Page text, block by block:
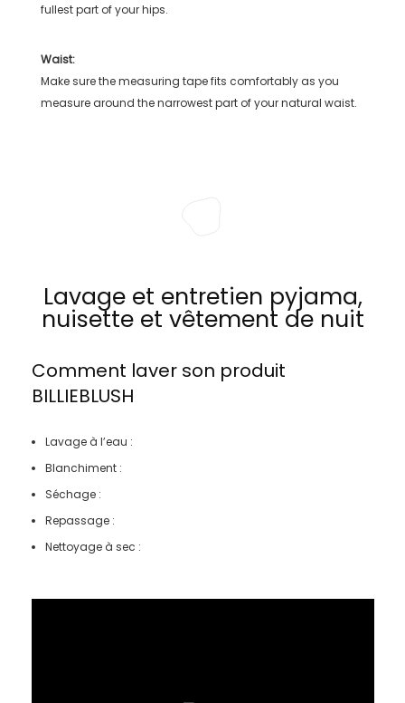
fullest part of your hips.
Waist:
Make sure the measuring tape fits comfortably as you
measure around the narrowest part of your natural waist.
Lavage et entretien pyjama,
nuisette et vêtement de nuit
Comment laver son produit
BILLIEBLUSH
Lavage à l’eau :
Blanchiment :
Séchage :
Repassage :
Nettoyage à sec :